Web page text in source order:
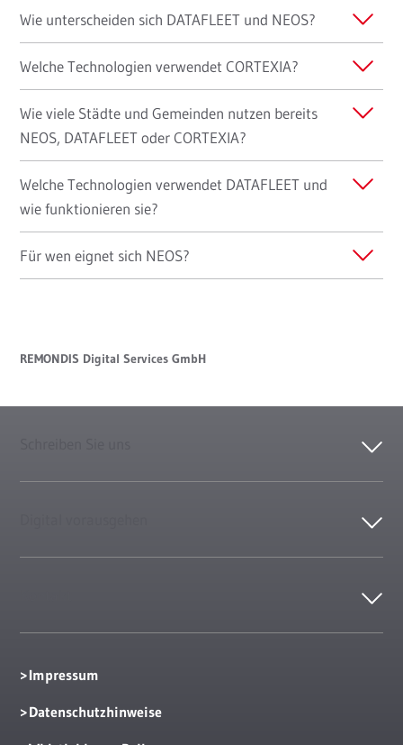
Wie unterscheiden sich DATAFLEET und NEOS?
Welche Technologien verwendet CORTEXIA?
Wie viele Städte und Gemeinden nutzen bereits
NEOS, DATAFLEET oder CORTEXIA?
Welche Technologien verwendet DATAFLEET und
wie funktionieren sie?
Für wen eignet sich NEOS?
REMONDIS Digital Services GmbH
Impressum
Datenschutzhinweise